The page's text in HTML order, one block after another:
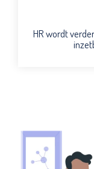
HR wordt